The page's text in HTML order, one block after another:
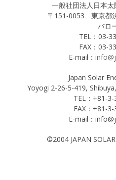
一般社団法人日本
〒151-0053 東京都
バロール代
TEL：03-
FAX：03-
E-mail：
Japan Solar
Yoyogi 2-26-5-419,
TEL：+81-
FAX：+81-
E-mail：
©2004 JAPAN